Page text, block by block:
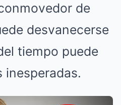
de
desvanecerse
tiempo puede